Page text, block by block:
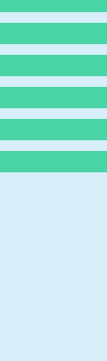
ト
ワクチンを接種した
子さんから目を離